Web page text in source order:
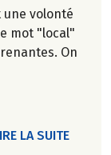
une volonté
mot "local"
On
LA SUITEDE